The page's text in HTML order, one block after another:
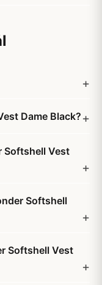
Dame Black?
Softshell Vest
Softshell
Softshell Vest